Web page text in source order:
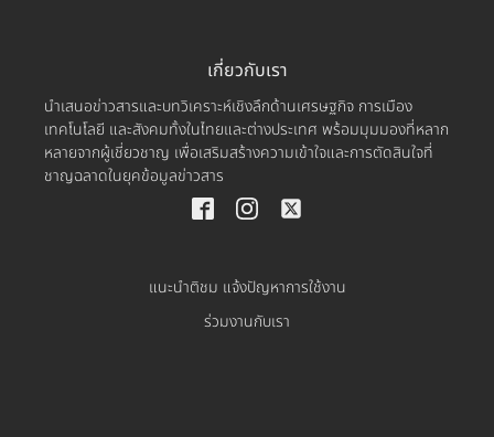
เกี่ยวกับเรา
นำเสนอข่าวสารและบทวิเคราะห์เชิงลึกด้านเศรษฐกิจ การเมือง
เทคโนโลยี และสังคมทั้งในไทยและต่างประเทศ พร้อมมุมมองที่หลาก
หลายจากผู้เชี่ยวชาญ เพื่อเสริมสร้างความเข้าใจและการตัดสินใจที่
ชาญฉลาดในยุคข้อมูลข่าวสาร
แนะนำติชม แจ้งปัญหาการใช้งาน
ร่วมงานกับเรา